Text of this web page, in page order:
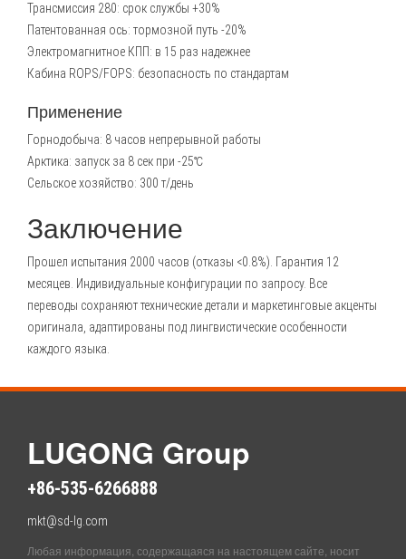
Трансмиссия 280: срок службы +30%
Патентованная ось: тормозной путь -20%
Электромагнитное КПП: в 15 раз надежнее
Кабина ROPS/FOPS: безопасность по стандартам
Применение
Горнодобыча: 8 часов непрерывной работы
Арктика: запуск за 8 сек при -25℃
Сельское хозяйство: 300 т/день
Заключение
Прошел испытания 2000 часов (отказы <0.8%). Гарантия 12
месяцев. Индивидуальные конфигурации по запросу. Все
переводы сохраняют технические детали и маркетинговые акценты
оригинала, адаптированы под лингвистические особенности
каждого языка.
LUGONG Group
+86-535-6266888
mkt@sd-lg.com
Любая информация, содержащаяся на настоящем сайте, носит